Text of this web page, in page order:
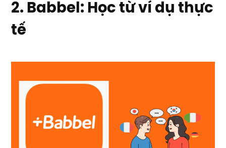
2. Babbel: Học từ ví dụ thực
tế